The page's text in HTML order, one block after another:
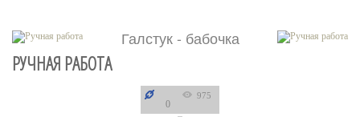
Галстук - бабочка
РУЧНАЯ РАБОТА
0
975